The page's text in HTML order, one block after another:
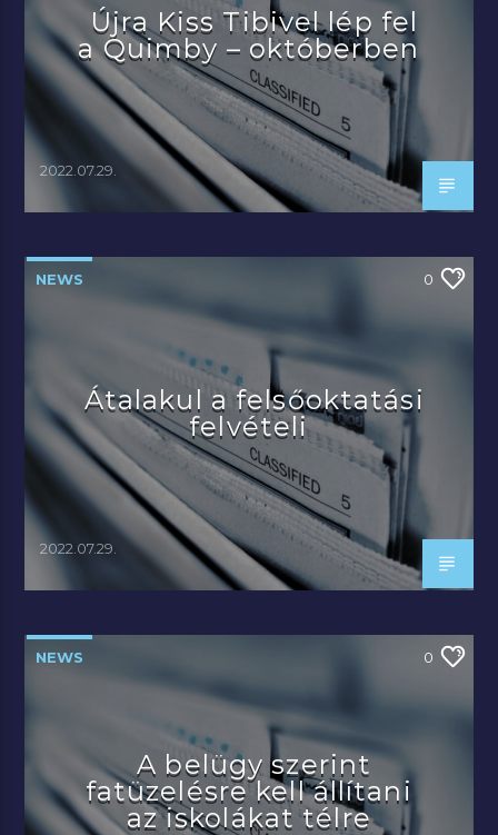
Újra Kiss Tibivel lép fel
a Quimby – októberben
2022.07.29.
NEWS 0
Átalakul a felsőoktatási
felvételi
2022.07.29.
NEWS 0
A belügy szerint
fatüzelésre kell állítani
az iskolákat télre